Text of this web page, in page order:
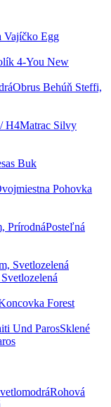
Vajíčko Egg
4-You New
Obrus Behúň Steffi,
Matrac Silvy
Buk
Pohovka
Posteľná
Forest
Sklené
Rohová